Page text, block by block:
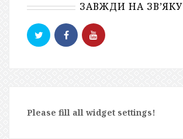
ЗАВЖДИ НА ЗВ’ЯКУ
Please fill all widget settings!